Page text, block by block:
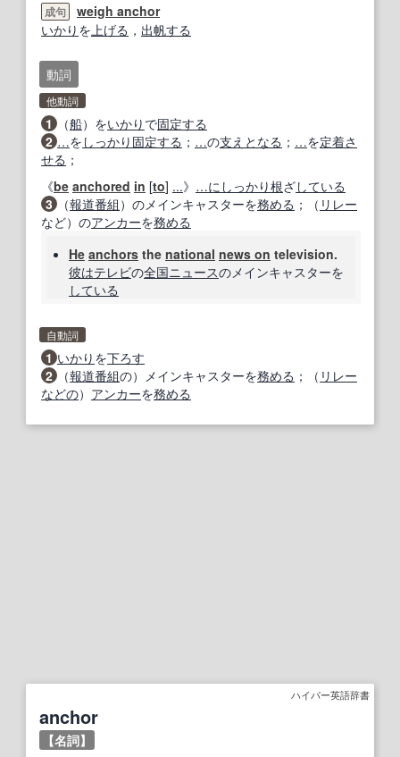
成句
weigh anchor
いかり を 上げる ， 出帆する
動詞
他動詞
1 （船）をいかり で固定する
2 …を しっかり固定する ； …の支えとなる ； …を定着さ
せる ；
《be anchored in [to] ...》 …に しっかり根ざしている
3
（報道番組 ）のメインキャスターを務める ；（ リレー
など）のアンカーを務める
He anchors the national news on television.
彼はテレビの全国ニュースのメインキャスターを
している
自動詞
1 いかり を下ろす
2
（報道番組の）メインキャスターを務める ；（ リレー
などの） アンカーを務める
ハイパー英語辞書
anchor
【名詞】